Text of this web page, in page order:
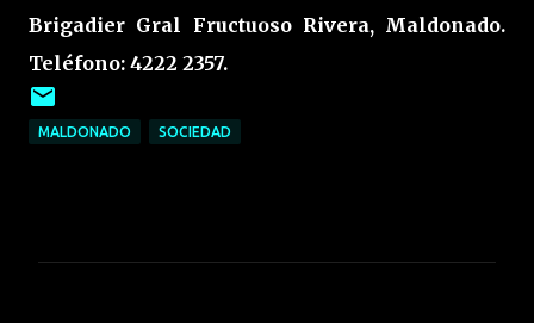
Brigadier Gral Fructuoso Rivera, Maldonado.
Teléfono: 4222 2357.
MALDONADO SOCIEDAD